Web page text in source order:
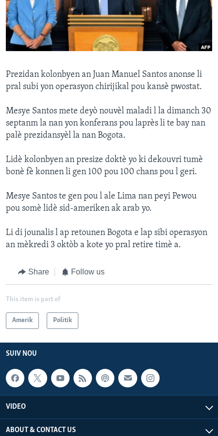
Languages
Prezidan kolonbyen an Juan Manuel Santos anonse li
pral subi yon operasyon chirijikal pou kansè pwostat.
Mesye Santos mete deyò nouvèl maladi l la dimanch 30
septanm la nan yon konferans pou laprès li te bay nan
palè prezidansyèl la nan Bogota.
Lidè kolonbyen an presize doktè yo ki dekouvri tumè
bonè fè konnen li gen 100 pou 100 chans pou l geri.
Mesye Santos te gen pou l ale Lima nan peyi Pewou
pou somè lidè sid-ameriken ak arab yo.
Li di jounalis l ap retounen Bogota e lap sibi operasyon
an mèkredi 3 oktòb a kote yo pral retire timè a.
Share Follow us
This item is part of
Amerik Politik
SUIV NOU
VIDEO
ABOUT & CONTACT US